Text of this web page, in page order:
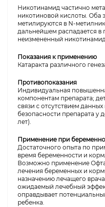
Никотинамид частично
никотиновой кислоты. Оба
метилируются в N-
дальнейшем распадается в
неизмененный
Показания к применению
Катаракта различного
Противопоказания
Индивидуальная
компонентам препарата;
связи с отсутствием
безопасности препарата у
лет).
Применение при
Достаточного опыта по
время беременности и
Возможно применение
лечения беременных и
назначению лечащего
ожидаемый лечебный
оправдывает
ребенка.